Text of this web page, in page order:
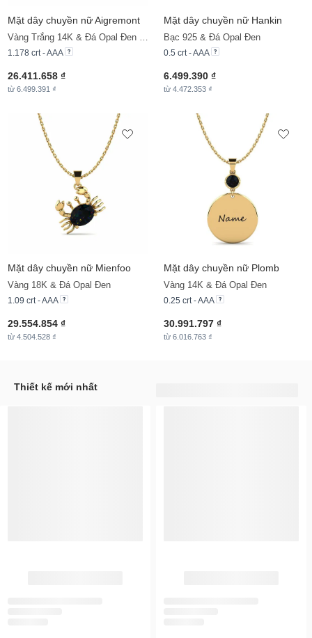
Mặt dây chuyền nữ Aigremont
Vàng Trắng 14K & Đá Opal Đen & Đá Moissanite
1.178 crt - AAA
26.411.658 ₫
từ 6.499.391 ₫
Mặt dây chuyền nữ Hankin
Bạc 925 & Đá Opal Đen
0.5 crt - AAA
6.499.390 ₫
từ 4.472.353 ₫
Mặt dây chuyền nữ Mienfoo
Vàng 18K & Đá Opal Đen
1.09 crt - AAA
29.554.854 ₫
từ 4.504.528 ₫
Mặt dây chuyền nữ Plomb
Vàng 14K & Đá Opal Đen
0.25 crt - AAA
30.991.797 ₫
từ 6.016.763 ₫
Thiết kế mới nhất